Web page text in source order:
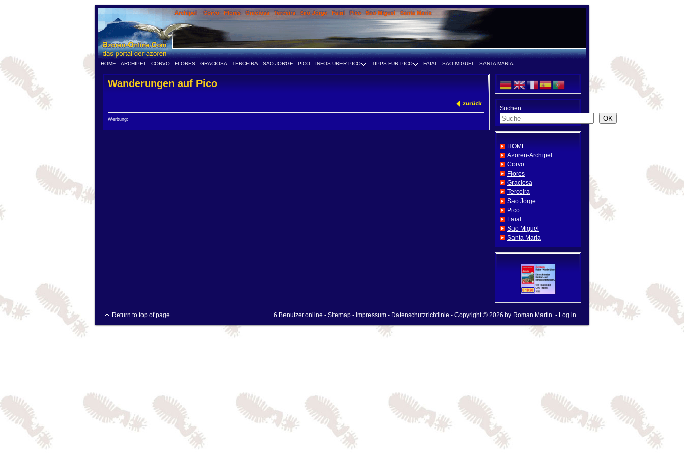
HOME ARCHIPEL CORVO FLORES GRACIOSA TERCEIRA SAO JORGE PICO INFOS ÜBER PICO TIPPS FÜR PICO FAIAL SAO MIGUEL SANTA MARIA
Wanderungen auf Pico
Werbung:
Suchen
OK
HOME
Azoren-Archipel
Corvo
Flores
Graciosa
Terceira
Sao Jorge
Pico
Faial
Sao Miguel
Santa Maria
Return to top of page 6 Benutzer online - Sitemap - Impressum - Datenschutzrichtlinie - Copyright © 2026 by Roman Martin - Log in